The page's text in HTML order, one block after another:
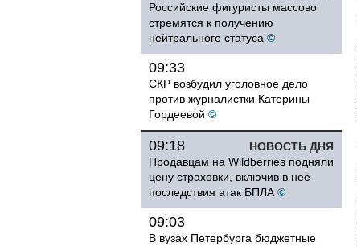
Российские фигуристы массово
стремятся к получению
нейтрального статуса ©
09:33
СКР возбудил уголовное дело
против журналистки Катерины
Гордеевой ©
НОВОСТЬ ДНЯ
09:18
Продавцам на Wildberries подняли
цену страховки, включив в неё
последствия атак БПЛА ©
09:03
В вузах Петербурга бюджетные